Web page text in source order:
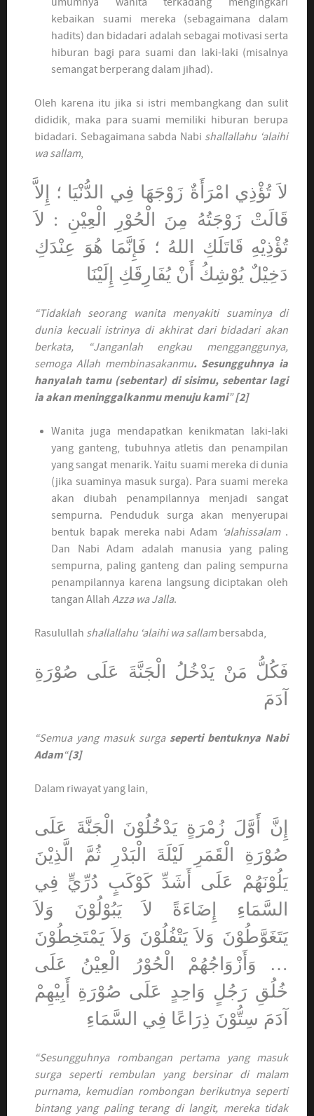
kebaikan suami mereka (sebagaimana dalam
hadits) dan bidadari adalah sebagai motivasi serta
hiburan bagi para suami dan laki-laki (misalnya
semangat berperang dalam jihad).
Oleh karena itu jika si istri membangkang dan sulit
dididik, maka para suami memiliki hiburan berupa
bidadari. Sebagaimana sabda Nabi shallallahu ‘alaihi
wa sallam,
لاَ تُؤْذِي امْرَأَةٌ زَوْجَهَا فِي الدُّنْيَا ؛ إِلاَّ
قَالَتْ زَوْجَتُهُ مِنَ الْحُوْرِ الْعِيْنِ : لاَ
تُؤْذِيْهِ قَاتَلَكِ اللهُ ؛ فَإِنَّمَا هُوَ عِنْدَكِ
دَخِيْلٌ يُوْشِكُ أَنْ يُفَارِقَكِ إِلَيْنَا
“Tidaklah seorang wanita menyakiti suaminya di
dunia kecuali istrinya di akhirat dari bidadari akan
berkata, “Janganlah engkau mengganggunya,
semoga Allah membinasakanmu. Sesungguhnya ia
hanyalah tamu (sebentar) di sisimu, sebentar lagi
ia akan meninggalkanmu menuju kami”[2]
Wanita juga mendapatkan kenikmatan laki-laki
yang ganteng, tubuhnya atletis dan penampilan
yang sangat menarik. Yaitu suami mereka di dunia
(jika suaminya masuk surga). Para suami mereka
akan diubah penampilannya menjadi sangat
sempurna. Penduduk surga akan menyerupai
bentuk bapak mereka nabi Adam
‘alahissalam.
Dan Nabi Adam adalah manusia yang paling
sempurna, paling ganteng dan paling sempurna
penampilannya karena langsung diciptakan oleh
tangan Allah Azza wa Jalla.
Rasulullah shallallahu ‘alaihi wa sallambersabda,
فَكُلُّ مَنْ يَدْخُلُ الْجَنَّةَ عَلَى صُوْرَةِ
آدَمَ
“Semua yang masuk surga seperti bentuknya Nabi
Adam“[3]
Dalam riwayat yang lain,
إِنَّ أَوَّلَ زُمْرَةٍ يَدْخُلُوْنَ الْجَنَّةَ عَلَى
صُوْرَةِ الْقَمَرِ لَيْلَةَ الْبَدْرِ ثُمَّ الَّذِيْنَ
يَلُوْنَهُمْ عَلَى أَشَدِّ كَوْكَبٍ دُرِّيٍّ فِي
السَّمَاءِ إِضَاءَةً لاَ يَبُوْلُوْنَ وَلاَ
يَتَغَوَّطُوْنَ وَلاَ يَتْفُلُوْنَ وَلاَ يَمْتَخِطُوْنَ
… وَأَزْوَاجُهُمْ الْحُوْرُ الْعِيْنُ عَلَى
خُلُقِ رَجُلٍ وَاحِدٍ عَلَى صُوْرَةِ أَبِيْهِمْ
آدَمَ سِتُّوْنَ ذِرَاعًا فِي السَّمَاءِ
“Sesungguhnya rombangan pertama yang masuk
surga seperti rembulan yang bersinar di malam
purnama, kemudian rombongan berikutnya seperti
bintang yang paling terang di langit, mereka tidak